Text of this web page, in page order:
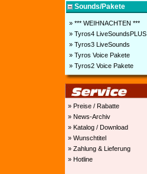
Sounds/Pakete
» *** WEIHNACHTEN ***
» Tyros4 LiveSoundsPLUS
» Tyros3 LiveSounds
» Tyros Voice Pakete
» Tyros2 Voice Pakete
» Preise / Rabatte
» News-Archiv
» Katalog / Download
» Wunschtitel
» Zahlung & Lieferung
» Hotline